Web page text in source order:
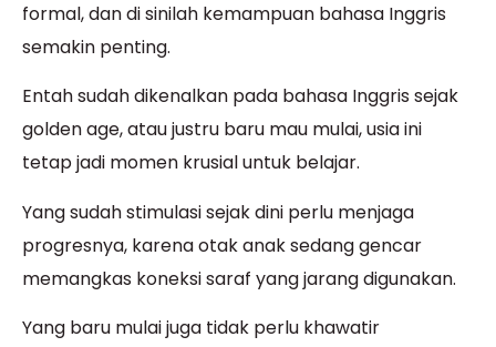
formal, dan di sinilah kemampuan bahasa Inggris
semakin penting.
Entah sudah dikenalkan pada bahasa Inggris sejak
golden age, atau justru baru mau mulai, usia ini
tetap jadi momen krusial untuk belajar.
Yang sudah stimulasi sejak dini perlu menjaga
progresnya, karena otak anak sedang gencar
memangkas koneksi saraf yang jarang digunakan.
Yang baru mulai juga tidak perlu khawatir